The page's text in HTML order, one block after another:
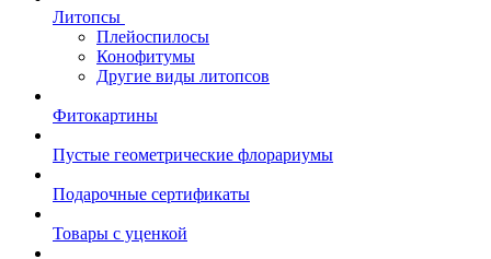
Литопсы
Плейоспилосы
Конофитумы
Другие виды литопсов
Фитокартины
Пустые геометрические флорариумы
Подарочные сертификаты
Товары с уценкой